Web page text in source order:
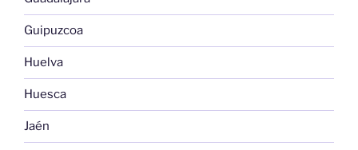
Guipuzcoa
Huelva
Huesca
Jaén